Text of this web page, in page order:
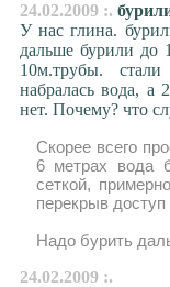
24.02.2009 :.
У нас глина.
дальше бурили до
10м.трубы.
набралась вода, а
нет. Почему? что
Скорее всего
6 метрах вода
сеткой,
перекрыв доступ
Надо бурить
24.02.2009 :.